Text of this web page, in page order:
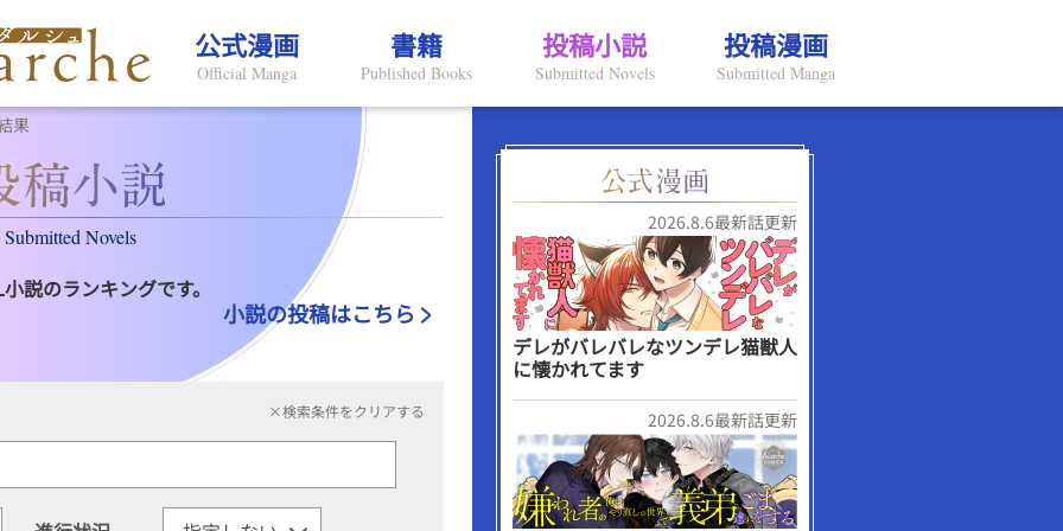
公式漫画
Official Manga
書籍
Published Books
投稿小説
Submitted Novels
投稿漫画
Submitted Manga
果
Submitted Novels
説のランキングです。
小説の投稿はこちら
×検索条件をクリアする
2026.8.6最新話更新
デレがバレバレなツンデレ猫獣人
に懐かれてます
2026.8.6最新話更新